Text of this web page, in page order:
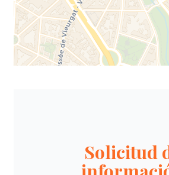
Solicitud